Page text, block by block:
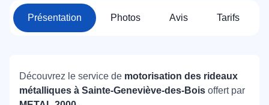
Présentation Photos Avis Tarifs
Découvrez le service de motorisation des rideaux
métalliques à Sainte-Geneviève-des-Bois offert par